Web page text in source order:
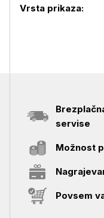
Vrsta prikaza:
servise
Možnost
Povsem